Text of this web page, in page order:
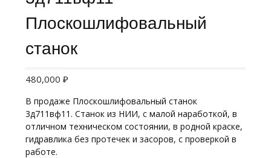
Плоскошлифовальный
станок
480,000 ₽
В продаже Плоскошлифовальный станок
3д711вф11. Станок из НИИ, с малой наработкой, в
отличном техническом состоянии, в родной краске,
гидравлика без протечек и засоров, с проверкой в
работе.